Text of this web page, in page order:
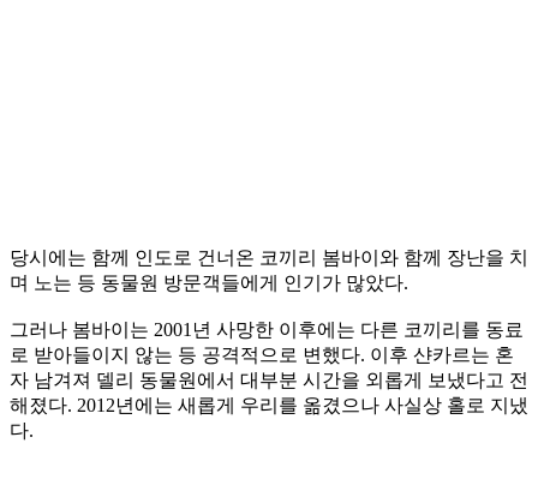
당시에는 함께 인도로 건너온 코끼리 봄바이와 함께 장난을 치
며 노는 등 동물원 방문객들에게 인기가 많았다.
그러나 봄바이는 2001년 사망한 이후에는 다른 코끼리를 동료
로 받아들이지 않는 등 공격적으로 변했다. 이후 샨카르는 혼
자 남겨져 델리 동물원에서 대부분 시간을 외롭게 보냈다고 전
해졌다. 2012년에는 새롭게 우리를 옮겼으나 사실상 홀로 지냈
다.